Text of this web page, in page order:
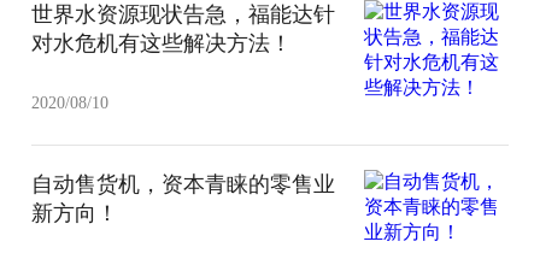
世界水资源现状告急，福能达针
对水危机有这些解决方法！
2020/08/10
自动售货机，资本青睐的零售业
新方向！